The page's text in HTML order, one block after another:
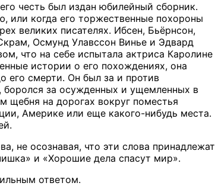
честь был издан юбилейный сборник.
или когда его торжественные похороны
великих писателях. Ибсен, Бьёрнсон,
Осмунд Улавссон Винье и Эдвард
что на себе испытала актриса Каролине
истории о его похождениях, она
его смерти. Он был за и против
боролся за осужденных и ущемленных в
щебня на дорогах вокруг поместья
Америке или еще какого-нибудь места.
не осознавая, что эти слова принадлежат
и «Хорошие дела спасут мир».
ответом.